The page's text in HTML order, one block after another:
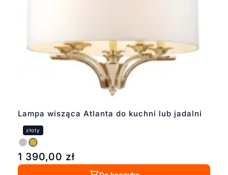
Lampa wisząca Atlanta do kuchni lub jadalni
1 390,00 zł